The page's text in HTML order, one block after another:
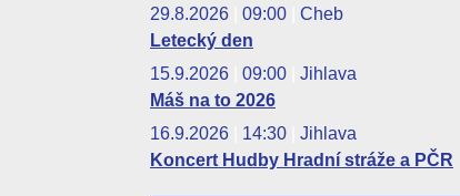
29.8.2026
09:00
Cheb
Letecký den
15.9.2026
09:00
Jihlava
Máš na to 2026
16.9.2026
14:30
Jihlava
Koncert Hudby Hradní stráže a PČR